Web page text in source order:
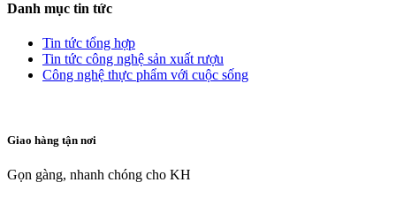
Danh mục tin tức
Tin tức tổng hợp
Tin tức công nghệ sản xuất rượu
Công nghệ thực phẩm với cuộc sống
Giao hàng tận nơi
Gọn gàng, nhanh chóng cho KH